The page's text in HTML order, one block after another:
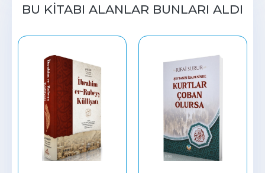
BU KITABI ALANLAR BUNLARI ALDI